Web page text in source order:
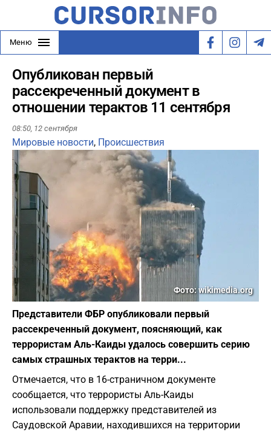
Меню
Опубликован первый
рассекреченный документ в
отношении терактов 11 сентября
08:50, 12 сентября
Мировые новости, Происшествия
Фото: wikimedia.org
Представители ФБР опубликовали первый
рассекреченный документ, поясняющий, как
террористам Аль-Каиды удалось совершить серию
самых страшных терактов на терри...
Отмечается, что в 16-страничном документе
сообщается, что террористы Аль-Каиды
использовали поддержку представителей из
Саудовской Аравии, находившихся на территории